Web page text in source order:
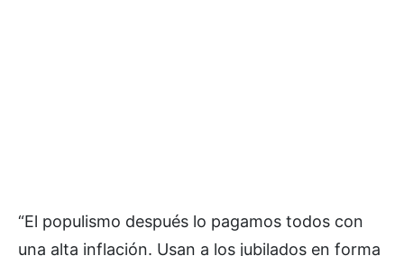
“El populismo después lo pagamos todos con
una alta inflación. Usan a los jubilados en forma